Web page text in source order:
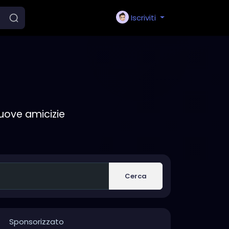
Iscriviti
amicizie
Cerca
Sponsorizzato